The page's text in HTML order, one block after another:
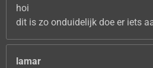
hoi
dit is zo onduidelijk doe er iets
lamar